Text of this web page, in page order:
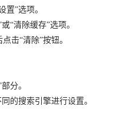
置”选项。
“清除缓存”选项。
击“清除”按钮。
分。
的搜索引擎进行设置。